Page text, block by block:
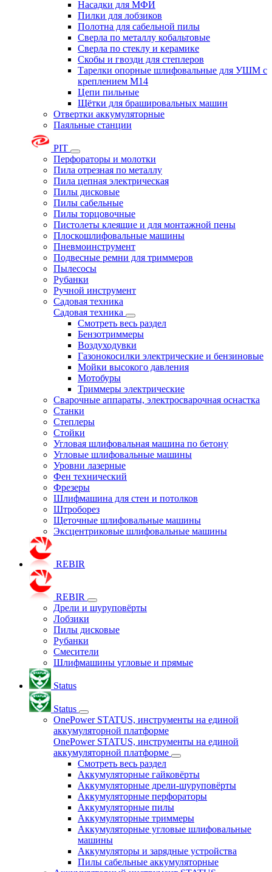
Насадки для МФИ
Пилки для лобзиков
Полотна для сабельной пилы
Сверла по металлу кобальтовые
Сверла по стеклу и керамике
Скобы и гвозди для степлеров
Тарелки опорные шлифовальные для УШМ с
креплением М14
Цепи пильные
Щётки для брашировальных машин
Отвертки аккумуляторные
Паяльные станции
PIT
Перфораторы и молотки
Пила отрезная по металлу
Пила цепная электрическая
Пилы дисковые
Пилы сабельные
Пилы торцовочные
Пистолеты клеящие и для монтажной пены
Плоскошлифовальные машины
Пневмоинструмент
Подвесные ремни для триммеров
Пылесосы
Рубанки
Ручной инструмент
Садовая техника
Садовая техника
Смотреть весь раздел
Бензотриммеры
Воздуходувки
Газонокосилки электрические и бензиновые
Мойки высокого давления
Мотобуры
Триммеры электрические
Сварочные аппараты, электросварочная оснастка
Станки
Степлеры
Стойки
Угловая шлифовальная машина по бетону
Угловые шлифовальные машины
Уровни лазерные
Фен технический
Фрезеры
Шлифмашина для стен и потолков
Штроборез
Щеточные шлифовальные машины
Эксцентриковые шлифовальные машины
REBIR
REBIR
Дрели и шуруповёрты
Лобзики
Пилы дисковые
Рубанки
Смесители
Шлифмашины угловые и прямые
Status
Status
OnePower STATUS, инструменты на единой
аккумуляторной платформе
OnePower STATUS, инструменты на единой
аккумуляторной платформе
Смотреть весь раздел
Аккумуляторные гайковёрты
Аккумуляторные дрели-шуруповёрты
Аккумуляторные перфораторы
Аккумуляторные пилы
Аккумуляторные триммеры
Аккумуляторные угловые шлифовальные
машины
Аккумуляторы и зарядные устройства
Пилы сабельные аккумуляторные